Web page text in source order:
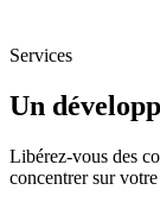
Services
Un
Libérez-vous des
concentrer sur